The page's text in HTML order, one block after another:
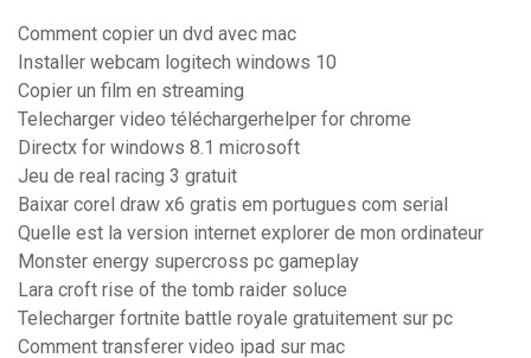
Comment copier un dvd avec mac
Installer webcam logitech windows 10
Copier un film en streaming
Telecharger video téléchargerhelper for chrome
Directx for windows 8.1 microsoft
Jeu de real racing 3 gratuit
Baixar corel draw x6 gratis em portugues com serial
Quelle est la version internet explorer de mon ordinateur
Monster energy supercross pc gameplay
Lara croft rise of the tomb raider soluce
Telecharger fortnite battle royale gratuitement sur pc
Comment transferer video ipad sur mac